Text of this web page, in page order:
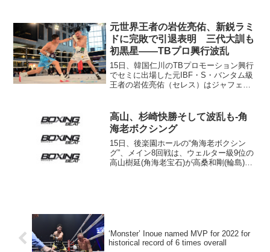
ートで手がけるが、この日のサポーティ
ング・カードでは帝拳ジ...
元世界王者の岩佐亮佑、新鋭ラミ
ドに完敗で引退表明 三代大訓も
初黒星――TBプロ興行波乱
15日、韓国仁川のTBプロモーション興行
でセミに出場した元IBF・S・バンタム級
王者の岩佐亮佑（セレス）はジャフェス
に大差（79-73×2、80-72）をつけられ...
高山、杉崎快勝そして波乱も-角
海老ボクシング
15日、後楽園ホールの“角海老ボクシン
グ”、メイン8回戦は、ウェルター級9位の
高山樹延(角海老宝石)が高桑和剛(輪島)を
‘Monster’ Inoue named MVP for 2022 for
historical record of 6 times overall